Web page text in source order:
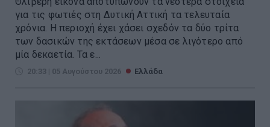
για τις φωτιές στη Δυτική Αττική τα τελευταία
χρόνια. Η περιοχή έχει χάσει σχεδόν τα δύο τρίτα
των δασικών της εκτάσεων μέσα σε λιγότερο από
μία δεκαετία. Τα ε...
20:33 | 05 Αυγούστου 2026 Ελλάδα